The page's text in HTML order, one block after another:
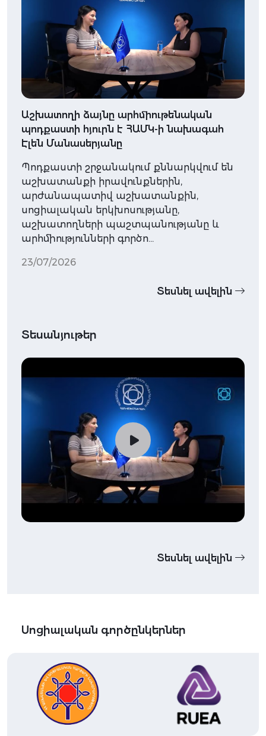
Աշխատողի ձայնը արհմիութենական
պոդքաստի հյուրն է ՀԱՄԿ-ի նախագահ
Էլեն Մանասերյանը
Պոդքաստի շրջանակում քննարկվում են
աշխատանքի իրավունքներին,
արժանապատիվ աշխատանքին,
սոցիալական երկխոսությանը,
աշխատողների պաշտպանությանը և
արհմիությունների գործո…
23/07/2026
Տեսնել ավելին
Տեսանյութեր
Տեսնել ավելին
Սոցիալական գործընկերներ